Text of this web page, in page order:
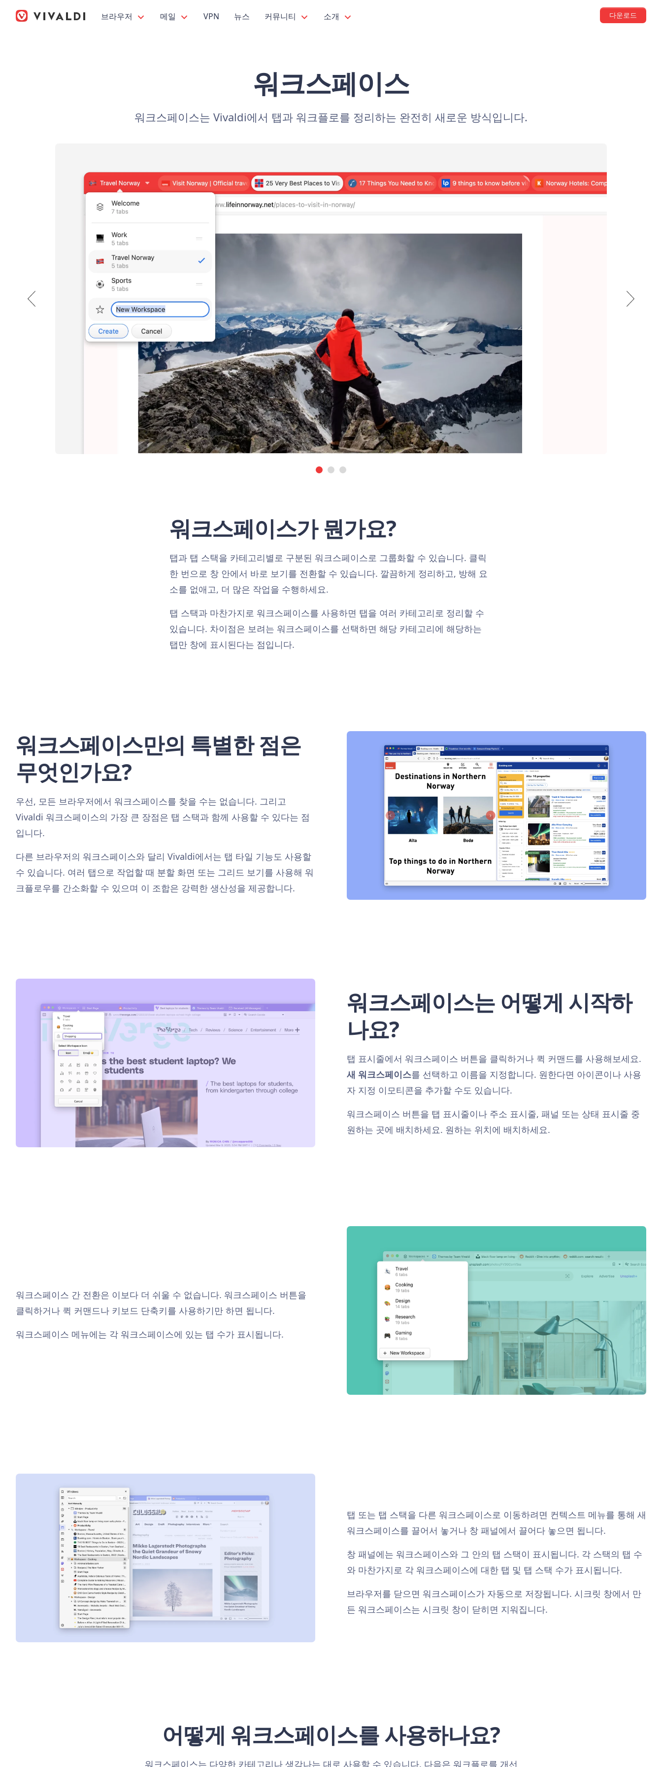
브라우저 메일 VPN 뉴스 커뮤니티 소개 다운로드
워크스페이스
워크스페이스는 Vivaldi에서 탭과 워크플로를 정리하는 완전히 새로운 방식입니다.
워크스페이스가 뭔가요?
탭과 탭 스택을 카테고리별로 구분된 워크스페이스로 그룹화할 수 있습니다. 클릭
한 번으로 창 안에서 바로 보기를 전환할 수 있습니다. 깔끔하게 정리하고, 방해 요
소를 없애고, 더 많은 작업을 수행하세요.
탭 스택과 마찬가지로 워크스페이스를 사용하면 탭을 여러 카테고리로 정리할 수
있습니다. 차이점은 보려는 워크스페이스를 선택하면 해당 카테고리에 해당하는
탭만 창에 표시된다는 점입니다.
워크스페이스만의 특별한 점은
무엇인가요?
우선, 모든 브라우저에서 워크스페이스를 찾을 수는 없습니다. 그리고
Vivaldi 워크스페이스의 가장 큰 장점은 탭 스택과 함께 사용할 수 있다는 점
입니다.
다른 브라우저의 워크스페이스와 달리 Vivaldi에서는 탭 타일 기능도 사용할
수 있습니다. 여러 탭으로 작업할 때 분할 화면 또는 그리드 보기를 사용해 워
크플로우를 간소화할 수 있으며 이 조합은 강력한 생산성을 제공합니다.
워크스페이스는 어떻게 시작하
나요?
탭 표시줄에서 워크스페이스 버튼을 클릭하거나 퀵 커맨드를 사용해보세요.
새 워크스페이스를 선택하고 이름을 지정합니다. 원한다면 아이콘이나 사용
자 지정 이모티콘을 추가할 수도 있습니다.
워크스페이스 버튼을 탭 표시줄이나 주소 표시줄, 패널 또는 상태 표시줄 중
원하는 곳에 배치하세요. 원하는 위치에 배치하세요.
워크스페이스 간 전환은 이보다 더 쉬울 수 없습니다. 워크스페이스 버튼을
클릭하거나 퀵 커맨드나 키보드 단축키를 사용하기만 하면 됩니다.
워크스페이스 메뉴에는 각 워크스페이스에 있는 탭 수가 표시됩니다.
탭 또는 탭 스택을 다른 워크스페이스로 이동하려면 컨텍스트 메뉴를 통해 새
워크스페이스를 끌어서 놓거나 창 패널에서 끌어다 놓으면 됩니다.
창 패널에는 워크스페이스와 그 안의 탭 스택이 표시됩니다. 각 스택의 탭 수
와 마찬가지로 각 워크스페이스에 대한 탭 및 탭 스택 수가 표시됩니다.
브라우저를 닫으면 워크스페이스가 자동으로 저장됩니다. 시크릿 창에서 만
든 워크스페이스는 시크릿 창이 닫히면 지워집니다.
어떻게 워크스페이스를 사용하나요?
워크스페이스는 다양한 카테고리나 생각나는 대로 사용할 수 있습니다. 다음은 워크플로를 개선